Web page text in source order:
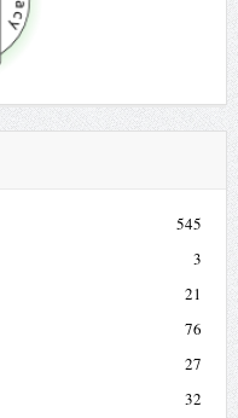
545
3
21
76
27
32